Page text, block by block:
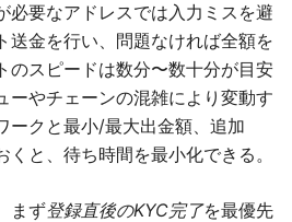
必要なアドレスでは入力ミスを避
送金を行い、問題なければ全額を
のスピードは数分〜数十分が目安
ーやチェーンの混雑により変動す
ークと最小/最大出金額、追加
と、待ち時間を最小化できる。
まず登録直後のKYC完了を最優先